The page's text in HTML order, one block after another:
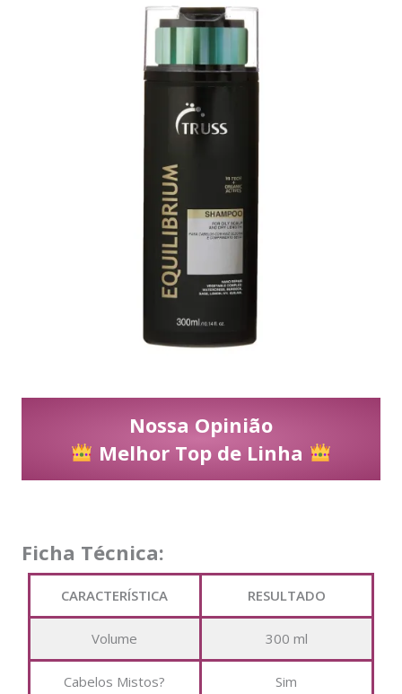
Nossa Opinião
Melhor Top de Linha
Ficha Técnica:
CARACTERÍSTICA RESULTADO
Volume 300 ml
Cabelos Mistos? Sim